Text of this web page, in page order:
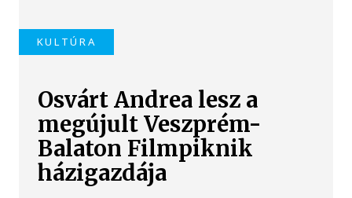
KULTÚRA
Osvárt Andrea lesz a
megújult Veszprém-
Balaton Filmpiknik
házigazdája